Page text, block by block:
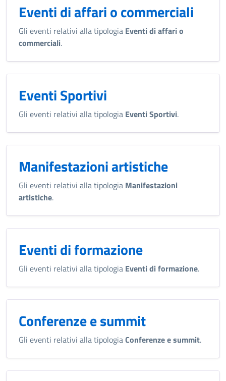
Eventi di affari o commerciali
Gli eventi relativi alla tipologia Eventi di affari o
commerciali.
Eventi Sportivi
Gli eventi relativi alla tipologia Eventi Sportivi.
Manifestazioni artistiche
Gli eventi relativi alla tipologia Manifestazioni
artistiche.
Eventi di formazione
Gli eventi relativi alla tipologia Eventi di formazione.
Conferenze e summit
Gli eventi relativi alla tipologiaConferenze e summit.